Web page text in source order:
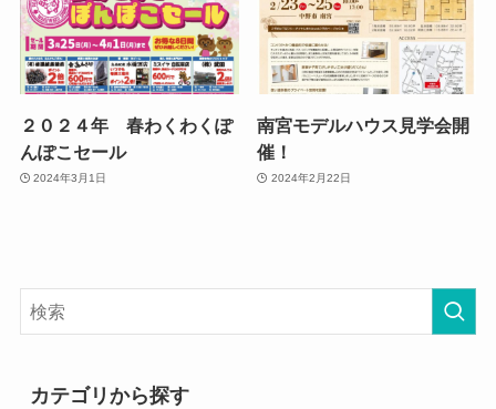
２０２４年 春わくわくぽ
んぽこセール
2024年3月1日
南宮モデルハウス見学会開
催！
2024年2月22日
カテゴリから探す